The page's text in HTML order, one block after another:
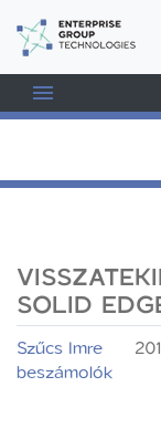
SOLID
Szűcs Imre
beszámolók